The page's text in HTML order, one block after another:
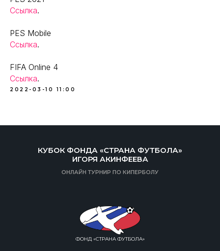
Ссылка.
PES Mobile
Ссылка.
FIFA Online 4
Ссылка.
2022-03-10 11:00
КУБОК ФОНДА «СТРАНА ФУТБОЛА»
ИГОРЯ АКИНФЕЕВА
ОНЛАЙН ТУРНИР ПО КИПЕРБОЛУ
ФОНД «СТРАНА ФУТБОЛА»